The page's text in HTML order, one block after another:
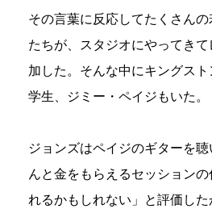
その言葉に反応してたくさん
たちが、スタジオにやってき
加した。そんな中にキングス
学生、ジミー・ペイジもいた。
ジョンズはペイジのギターを
んと金をもらえるセッション
れるかもしれない」と評価し